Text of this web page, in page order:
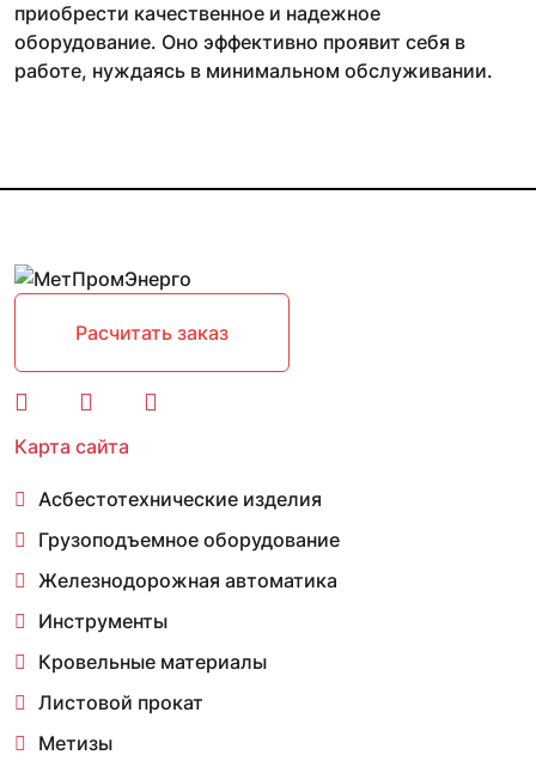
приобрести качественное и надежное
оборудование. Оно эффективно проявит себя в
работе, нуждаясь в минимальном обслуживании.
Расчитать заказ
Карта сайта
Асбестотехнические изделия
Грузоподъемное оборудование
Железнодорожная автоматика
Инструменты
Кровельные материалы
Листовой прокат
Метизы